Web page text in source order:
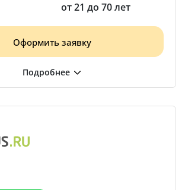
от 21 до 70 лет
Оформить заявку